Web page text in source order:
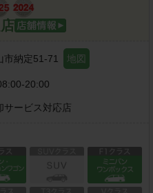
市納定51-71 地図
20:00
サービス対応店